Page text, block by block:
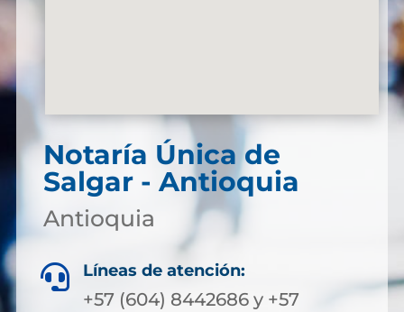
Notaría Única de
Salgar - Antioquia
Antioquia
 Líneas de atención:
+57 (604) 8442686 y +57